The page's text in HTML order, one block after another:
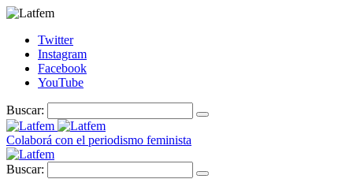
Twitter
Instagram
Facebook
YouTube
Buscar:
Colaborá con el periodismo feminista
Buscar: